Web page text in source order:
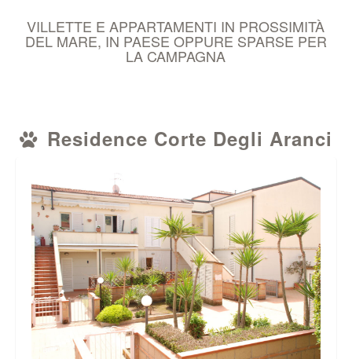
VILLETTE E APPARTAMENTI IN PROSSIMITÀ
DEL MARE, IN PAESE OPPURE SPARSE PER
LA CAMPAGNA
Residence Corte Degli Aranci